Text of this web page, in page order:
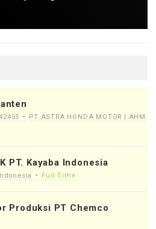
PT ASTRA HONDA MOTOR | AHM
PT. Kayaba Indonesia
Full Time
Produksi PT Chemco